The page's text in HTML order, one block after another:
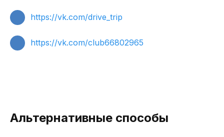
https://vk.com/drive_trip
https://vk.com/club66802965
Альтернативные способы